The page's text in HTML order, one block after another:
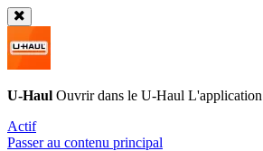
U-Haul Ouvrir dans le U-Haul L'application
Actif
Passer au contenu principal